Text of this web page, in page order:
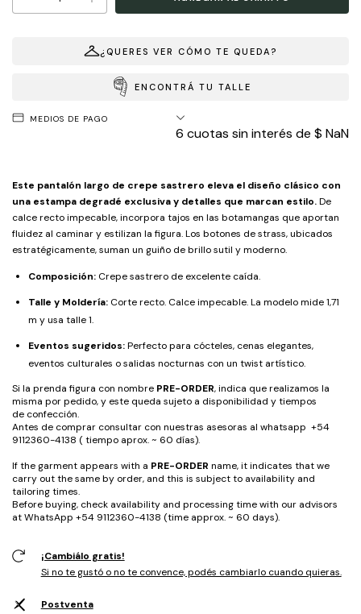
¿QUERES VER CÓMO TE QUEDA?
ENCONTRÁ TU TALLE
MEDIOS DE PAGO
6 cuotas sin interés de $ NaN
Este pantalón largo de crepe sastrero eleva el diseño clásico con
una estampa degradé exclusiva y detalles que marcan estilo.De
calce recto impecable, incorpora tajos en las botamangas que aportan
fluidez al caminar y estilizan la figura. Los botones de strass, ubicados
estratégicamente, suman un guiño de brillo sutil y moderno.
Composición: Crepe sastrero de excelente caída.
Talle y Moldería: Corte recto. Calce impecable. La modelo mide 1,71
m y usa talle 1.
Eventos sugeridos:Perfecto para cócteles, cenas elegantes,
eventos culturales o salidas nocturnas con un twist artístico.
Si la prenda figura con nombre PRE-ORDER, indica que realizamos la
misma por pedido, y este queda sujeto a disponibilidad y tiempos
de confección.
Antes de comprar consultar con nuestras asesoras al whatsapp +54
9112360-4138 ( tiempo aprox. ~ 60 días).
If the garment appears with a PRE-ORDER name, it indicates that we
carry out the same by order, and this is subject to availability and
tailoring times.
Before buying, check availability and processing time with our advisors
at WhatsApp +54 9112360-4138 (time approx. ~ 60 days).
¡Cambiálo gratis!
Si no te gustó o no te convence, podés cambiarlo cuando quieras.
Postventa